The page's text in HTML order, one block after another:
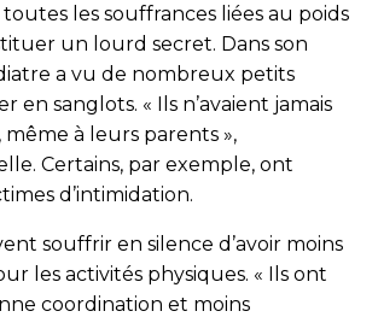
les souffrances liées au poids
un lourd secret. Dans son
a vu de nombreux petits
en sanglots. « Ils n’avaient jamais
même à leurs parents »,
Certains, par exemple, ont
d’intimidation.
souffrir en silence d’avoir moins
les activités physiques. « Ils ont
coordination et moins